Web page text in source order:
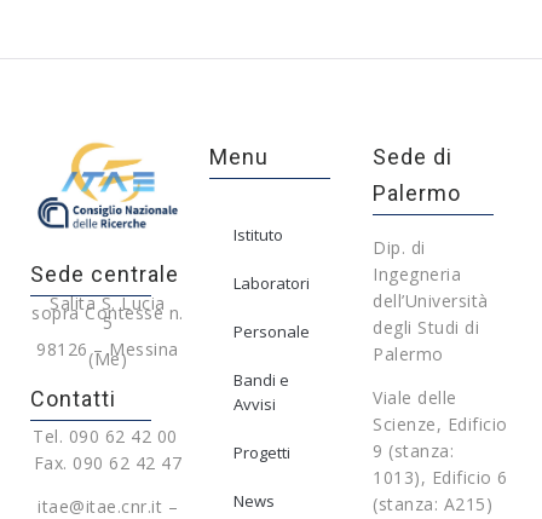
Sede centrale
Salita S. Lucia
sopra Contesse n.
5
98126 – Messina
(Me)
Contatti
Tel. 090 62 42 00
Fax. 090 62 42 47
itae@itae.cnr.it –
Menu
Istituto
Laboratori
Personale
Bandi e
Avvisi
Progetti
News
Sede di
Palermo
Dip. di
Ingegneria
dell’Università
degli Studi di
Palermo
Viale delle
Scienze, Edificio
9 (stanza:
1013), Edificio 6
(stanza: A215)